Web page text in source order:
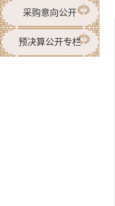
采购意向公开
预决算公开专栏